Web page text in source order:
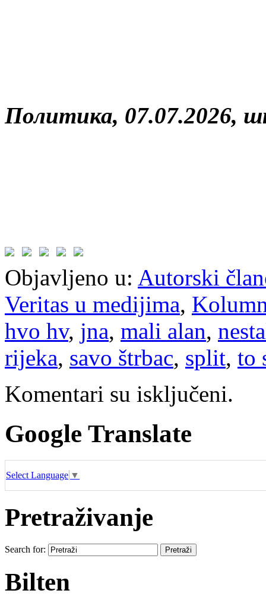
Политика, 07.07.2026,
Objavljeno u: Autorski
Veritas u medijima,
hvo hv, jna, mali alan,
rijeka, savo štrbac, split, to
Komentari su isključeni.
Google Translate
Select Language ▼
Pretraživanje
Search for:
Bilten